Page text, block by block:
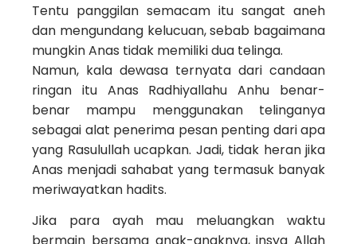
Tentu panggilan semacam itu sangat aneh
dan mengundang kelucuan, sebab bagaimana
mungkin Anas tidak memiliki dua telinga.
Namun, kala dewasa ternyata dari candaan
ringan itu Anas Radhiyallahu Anhu benar-
benar mampu menggunakan telinganya
sebagai alat penerima pesan penting dari apa
yang Rasulullah ucapkan. Jadi, tidak heran jika
Anas menjadi sahabat yang termasuk banyak
meriwayatkan hadits.
Jika para ayah mau meluangkan waktu